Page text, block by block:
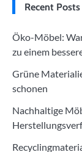
Recent Posts
Öko-Möbel:
zu einem
Grüne
schonen
Nachhaltige